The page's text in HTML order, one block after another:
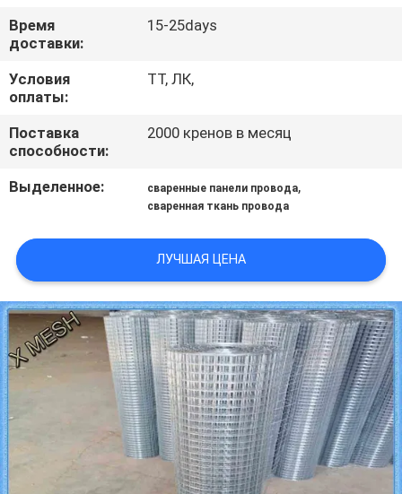
СПРОСИТЕ
ЦИТАТУ
КАРТА
САЙТА
POLICY
Время
доставки:
15-25days
Условия
оплаты:
ТТ, ЛК,
Поставка
способности:
2000 кренов в месяц
Выделенное: сваренные панели провода,
сваренная ткань провода
ЛУЧШАЯ ЦЕНА